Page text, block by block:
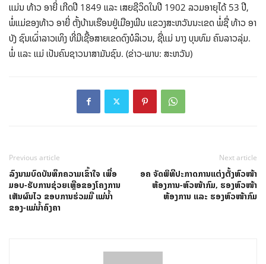
ແມ່ນ ທ້າວ ອາຍີ່ ເກີດປີ 1849 ແລະ ເສຍຊີວິດໃນປີ 1902 ລວມອາຍຸໄດ້ 53 ປີ,
ພໍ່ແມ່ຂອງທ້າວ ອາຍີ່ ຕັ້ງບ້ານເຮືອນຢູ່ເມືອງພີນ ແຂວງສະຫວັນນະເຂດ ພໍ່ຊື່ ທ້າວ ອາ
ບັງ ຊົນເຜົ່າລາວເທິງ ທີ່ມີເຊື້ອສາຍເຂດດົງບໍລິເວນ, ຊື່ແມ່ ນາງ ບຸນທົມ ຄົນລາວລຸ່ມ.
ພໍ່ ແລະ ແມ່ ເປັນຄົນຊາວນາສາມັນຊົນ. (ຂ່າວ-ພາບ: ສະ​ຫວັນ)
Previous article
ລົງນາມບົດບັນທຶກຄວາມເຂົ້າໃຈ ເພື່ອ
ມອບ-ຮັບການຊ່ວຍເຫຼືອຂອງໂຄງການ
ເຫັນຜົນໄວ ຂອບການຮ່ວມມື ແມ່ນໍ້າ
ຂອງ-ແມ່ນໍ້າຄົງຄາ
Next article
ອ​ຄ ຈັດພິທີປະກາດການແຕ່ງຕັ້ງຫົວໜ້າ
ຫ້ອງການ-ຫົວໜ້າກົມ, ຮອງຫົວໜ້າ
ຫ້ອງການ ແລະ ຮອງຫົວໜ້າກົມ